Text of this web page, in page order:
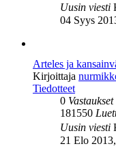
Uusin viesti
04 Syys
Arteles ja
Kirjoittaja
Tiedotteet
0 Vastaukset
181550
Uusin viesti
21 Elo